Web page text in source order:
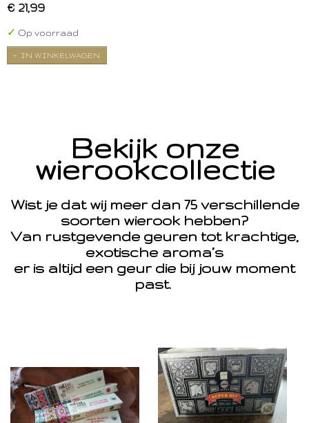
€ 21,99
✓ Op voorraad
IN WINKELWAGEN
Bekijk onze
wierookcollectie
Wist je dat wij meer dan 75 verschillende
soorten wierook hebben?
Van rustgevende geuren tot krachtige,
exotische aroma’s
er is altijd een geur die bij jouw moment
past.